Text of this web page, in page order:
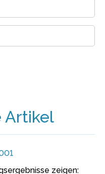
Artikel
zeigen: